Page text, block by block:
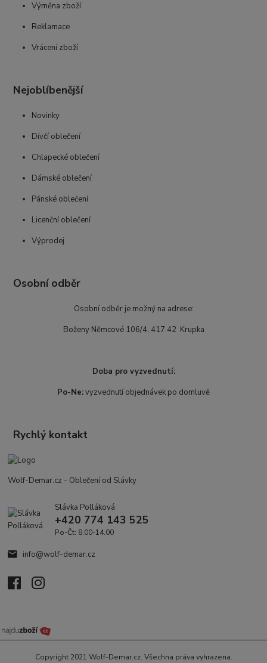
Výměna zboží
Reklamace
Vrácení zboží
Nejoblíbenější
Novinky
Dívčí oblečení
Chlapecké oblečení
Dámské oblečení
Pánské oblečení
Licenční oblečení
Výprodej
Osobní odběr
Osobní odběr je možný na adrese:
Boženy Němcové 106/4, 417 42 Krupka
Doba pro vyzvednutí:
Po-Ne:vyzvednutí objednávek po domluvě
Rychlý kontakt
Wolf-Demar.cz - Oblečení od Slávky
Slávka Polláková
+420 774 143 525
Po-Čt: 8.00-14.00
info@wolf-demar.cz
Copyright 2021 Wolf-Demar.cz. Všechna práva vyhrazena.